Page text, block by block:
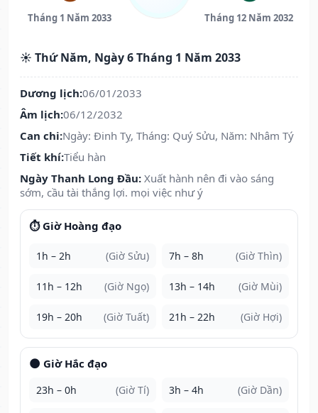
Tháng 1 Năm 2033 Tháng 12 Năm 2032
☀️ Thứ Năm, Ngày 6 Tháng 1 Năm 2033
Dương lịch:06/01/2033
Âm lịch:06/12/2032
Can chi:Ngày: Đinh Tỵ, Tháng: Quý Sửu, Năm: Nhâm Tý
Tiết khí:Tiểu hàn
Ngày Thanh Long Đầu: Xuất hành nên đi vào sáng
sớm, cầu tài thắng lợi. mọi việc như ý
⏱️ Giờ Hoàng đạo
1h – 2h (Giờ Sửu) 7h – 8h (Giờ Thìn)
11h – 12h (Giờ Ngọ) 13h – 14h (Giờ Mùi)
19h – 20h (Giờ Tuất) 21h – 22h (Giờ Hợi)
🌑 Giờ Hắc đạo
23h – 0h (Giờ Tí) 3h – 4h (Giờ Dần)